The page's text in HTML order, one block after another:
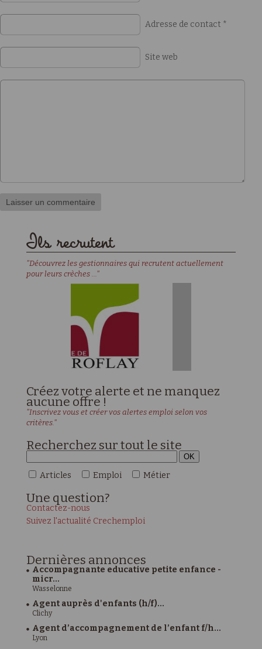
Adresse de contact *
Site web
Ils recrutent
"Découvrez les gestionnaires qui recrutent actuellement
pour leurs crèches ..."
Créez votre alerte et ne manquez
aucune offre !
"Inscrivez vous et créer vos alertes emploi selon vos
critères."
Recherchez sur tout le site
Articles Emploi Métier
Une question?
Contactez-nous
Suivez l'actualité Crechemploi
Dernières annonces
Accompagnante educative petite enfance -
micr...
Wasselonne
Agent auprès d'enfants (h/f)...
Clichy
Agent d’accompagnement de l’enfant f/h...
Lyon